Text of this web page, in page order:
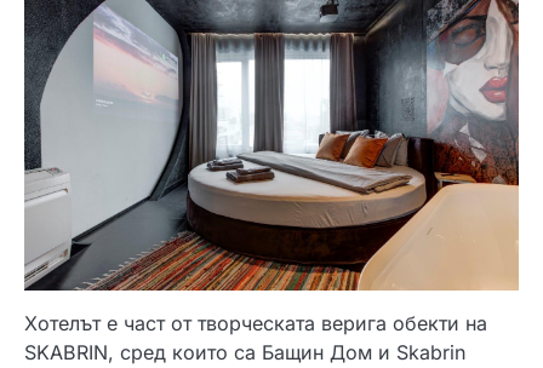
Хотелът е част от творческата верига обекти на
SKABRIN, сред които са Бащин Дом и Skabrin